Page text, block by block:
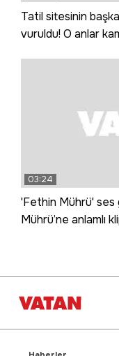
Tatil sitesinin
vuruldu! O anlar
03:24
'Fethin Mührü' ses
Mührü’ne anlamlı